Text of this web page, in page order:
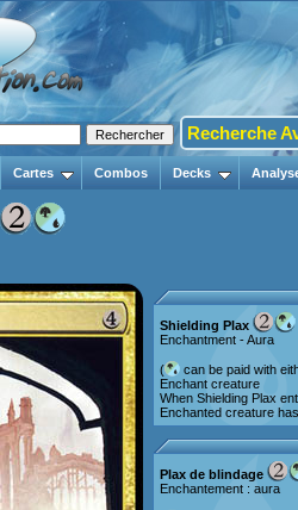
Recherche
Cartes Combos Decks
Shielding Plax
Enchantment - Aura
(
can be paid with
Enchant creature
When Shielding Plax
Enchanted creature
Plax de blindage
Enchantement : aura